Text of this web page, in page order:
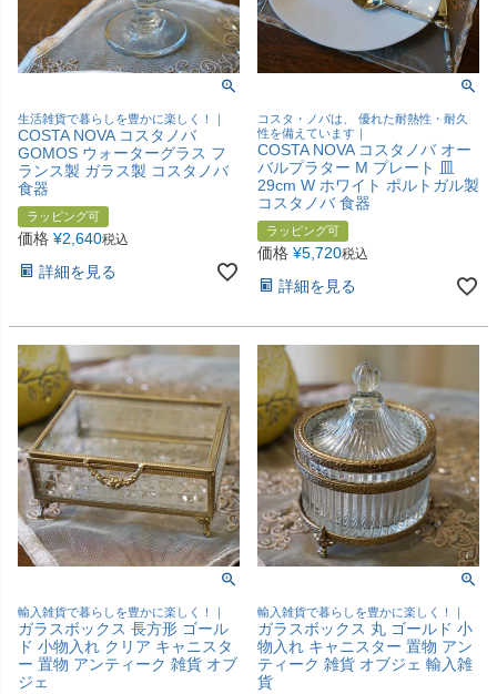
生活雑貨で暮らしを豊かに楽しく！｜
COSTA NOVA コスタノバ
GOMOS ウォーターグラス フ
ランス製 ガラス製 コスタノバ
食器
ラッピング可
価格 ¥2,640税込
詳細を見る
コスタ・ノバは、 優れた耐熱性・耐久
性を備えています｜
COSTA NOVA コスタノバ オー
バルプラター M プレート 皿
29cm W ホワイト ポルトガル製
コスタノバ 食器
ラッピング可
価格 ¥5,720税込
詳細を見る
輸入雑貨で暮らしを豊かに楽しく！｜
ガラスボックス 長方形 ゴール
ド 小物入れ クリア キャニスタ
ー 置物 アンティーク 雑貨 オブ
ジェ
輸入雑貨で暮らしを豊かに楽しく！｜
ガラスボックス 丸 ゴールド 小
物入れ キャニスター 置物 アン
ティーク 雑貨 オブジェ 輸入雑
貨